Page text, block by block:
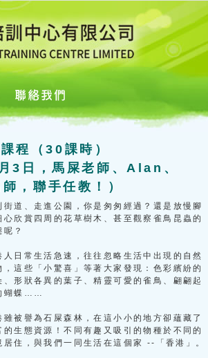
程（30課時）
3日，馬屎老師、Alan、
，聯手任教！）
街道、走進公園，你是匆匆經過？還是放慢腳
心欣賞四周的花草樹木、甚至觀察雀鳥昆蟲的
呢？
人日常生活急速，往往忽略生活中出現的自然
，這些「小驚喜」等著大家發現：色彩繽紛的
、形狀各異的葉子、精靈可愛的雀鳥、翩翩起
蝴蝶……
雖被譽為石屎森林，在這小小的地方卻蘊藏了
的生態資源！不同有趣又吸引的物種於不同的
居住，與我們一同生活在這個家 --「香港」。